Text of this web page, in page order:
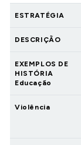
EDUCAÇÃO
ESTRATÉGIA
DESCRIÇÃO
EXEMPLOS DE
HISTÓRIA
Educação
Violência